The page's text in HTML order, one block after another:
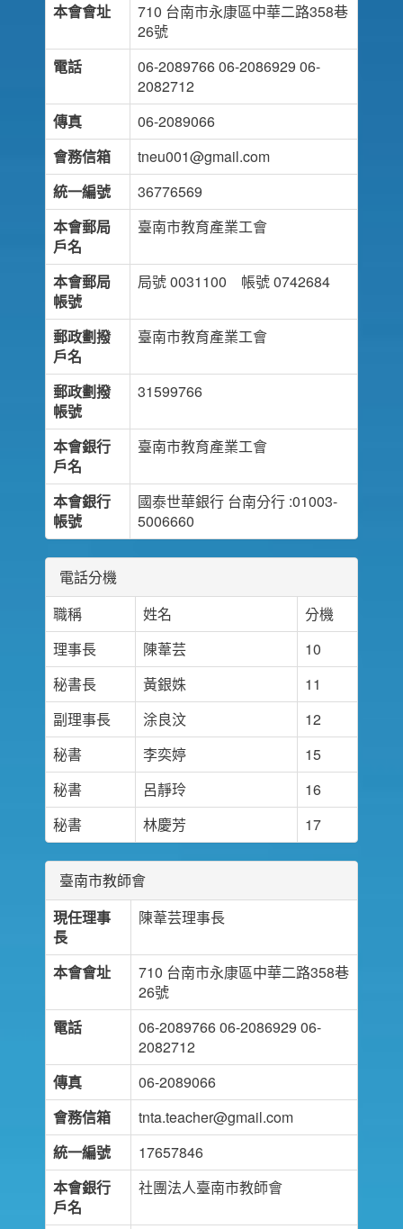
本會會址
710 台南市永康區中華二路358巷
26號
電話
06-2089766 06-2086929 06-
2082712
傳真
06-2089066
會務信箱
tneu001@gmail.com
統一編號
36776569
本會郵局
戶名
臺南市教育產業工會
本會郵局
帳號
局號 0031100 帳號 0742684
郵政劃撥
戶名
臺南市教育產業工會
郵政劃撥
帳號
31599766
本會銀行
戶名
臺南市教育產業工會
本會銀行
帳號
國泰世華銀行 台南分行 :01003-
5006660
電話分機
職稱
姓名
分機
理事長
陳葦芸
10
秘書長
黃銀姝
11
副理事長
涂良汶
12
秘書
李奕婷
15
秘書
呂靜玲
16
秘書
林慶芳 17
臺南市教師會
現任理事
長
陳葦芸理事長
本會會址
710 台南市永康區中華二路358巷
26號
電話
06-2089766 06-2086929 06-
2082712
傳真
06-2089066
會務信箱
tnta.teacher@gmail.com
統一編號
17657846
本會銀行
戶名
社團法人臺南市教師會